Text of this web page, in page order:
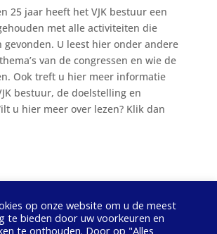
25 jaar heeft het VJK bestuur een
met alle activiteiten die
gevonden. U leest hier onder andere
van de congressen en wie de
Ook treft u hier meer informatie
bestuur, de doelstelling en
u hier meer over lezen? Klik dan
op onze website om u de meest
te bieden door uw voorkeuren en
te onthouden. Door op "Alles